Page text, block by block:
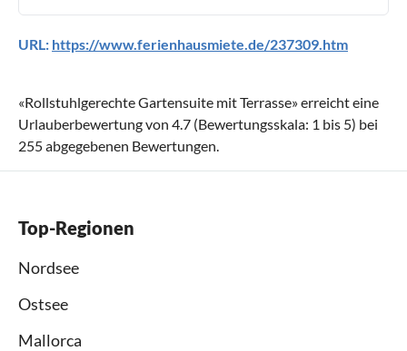
URL: https://www.ferienhausmiete.de/237309.htm
«Rollstuhlgerechte Gartensuite mit Terrasse» erreicht eine
Urlauberbewertung von 4.7 (Bewertungsskala: 1 bis 5) bei
255abgegebenen Bewertungen.
Top-Regionen
Nordsee
Ostsee
Mallorca